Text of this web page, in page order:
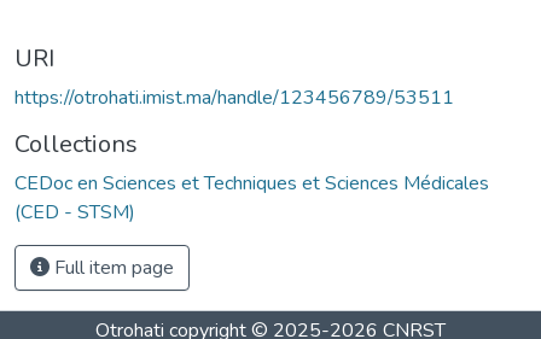
URI
https://otrohati.imist.ma/handle/123456789/53511
Collections
CEDoc en Sciences et Techniques et Sciences Médicales
(CED - STSM)
Full item page
Otrohati copyright © 2025-2026 CNRST